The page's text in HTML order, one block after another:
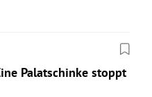
Palatschinke stoppt